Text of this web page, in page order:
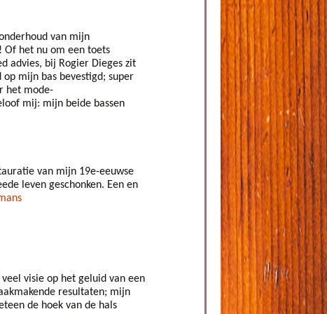
van mijn
het nu om een toets
advies, bij Rogier Dieges zit
mijn bas bevestigd; super
het mode-
mij: mijn beide bassen
van mijn 19e-eeuwse
leven geschonken. Een en
visie op het geluid van een
resultaten; mijn
de hoek van de hals